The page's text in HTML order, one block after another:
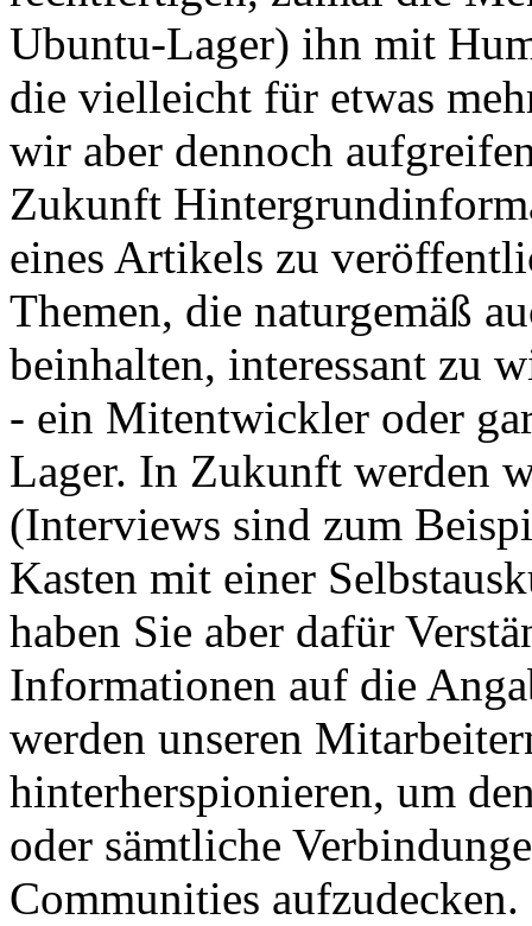
Ubuntu-Lager) ihn mit
die vielleicht für etwas
wir aber dennoch
Zukunft
eines Artikels zu
Themen, die naturgemäß
beinhalten, interessant zu
- ein Mitentwickler oder
Lager. In Zukunft werden
(Interviews sind zum
Kasten mit einer
haben Sie aber dafür
Informationen auf die
werden unseren
hinterherspionieren, um
oder sämtliche
Communities aufzudecken.